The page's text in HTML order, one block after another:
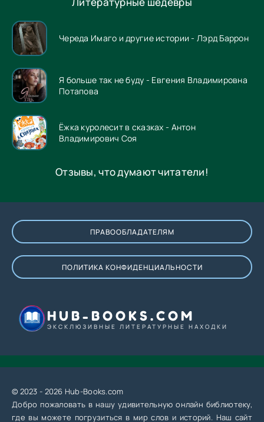
Череда Имаго и другие истории - Лэрд Баррон
Я больше так не буду - Евгения Владимировна
Потапова
Ёжка куролесит в сказках - Антон
Владимирович Соя
Отзывы, что думают читатели!
ПРАВООБЛАДАТЕЛЯМ
ПОЛИТИКА КОНФИДЕНЦИАЛЬНОСТИ
HUB-BOOKS.COM
ЭКСКЛЮЗИВНЫЕ ЛИТЕРАТУРНЫЕ НАХОДКИ
© 2023 - 2026 Hub-Books.com
Добро пожаловать в нашу удивительную онлайн библиотеку,
где вы можете погрузиться в мир слов и историй. Наш сайт